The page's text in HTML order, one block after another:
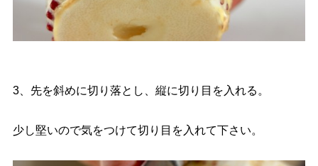
3、先を斜めに切り落とし、縦に切り目を入れる。
少し堅いので気をつけて切り目を入れて下さい。